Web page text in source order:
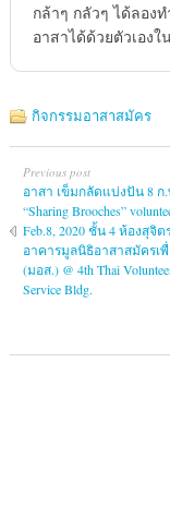
กล้าๆ กลัวๆ ได้ลอง
อาสาได้ด้วยตัวเอง
กิจกรรมอาสาสมัคร
Previous post
อาสา เข็มกลัดแบ่งปัน 8 ก.
“Sharing Brooches”
Feb.8, 2020 ชั้น 4 ห้องสุจิต
อาคารมูลนิธิอาสาสมัครเ
(มอส.) @ 4th Thai
Service Bldg.